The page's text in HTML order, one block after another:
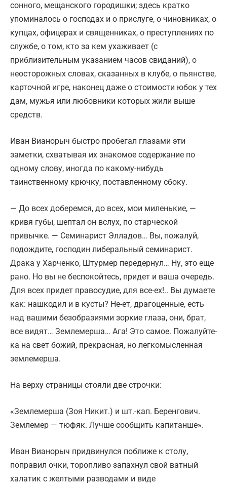
сонного, мещанского городишки; здесь кратко
упоминалось о господах и о прислуге, о чиновниках, о
купцах, офицерах и священниках, о преступлениях по
службе, о том, кто за кем ухаживает (с
приблизительным указанием часов свиданий), о
неосторожных словах, сказанных в клубе, о пьянстве,
карточной игре, наконец даже о стоимости юбок у тех
дам, мужья или любовники которых жили выше
средств.
Иван Вианорыч быстро пробегал глазами эти
заметки, схватывая их знакомое содержание по
одному слову, иногда по какому-нибудь
таинственному крючку, поставленному сбоку.
— До всех доберемся, до всех, мои миленькие, —
кривя губы, шептал он вслух, по старческой
привычке. — Семинарист Элладов… Вы, пожалуй,
подождите, господин либеральный семинарист.
Драка у Харченко, Штурмер передернул… Ну, это еще
рано. Но вы не беспокойтесь, придет и ваша очередь.
Для всех придет правосудие, для все-ех!.. Вы думаете
как: нашкодил и в кусты? Не-ет, драгоценные, есть
над вашими безобразиями зоркие глаза, они, брат,
все видят… Землемерша… Ага! Это самое. Пожалуйте-
ка на свет божий, прекрасная, но легкомысленная
землемерша.
На верху страницы стояли две строчки:
«Землемерша (Зоя Никит.) и шт.-кап. Беренгович.
Землемер — тюфяк. Лучше сообщить капитанше».
Иван Вианорыч придвинулся поближе к столу,
поправил очки, торопливо запахнул свой ватный
халатик с желтыми разводами и виде